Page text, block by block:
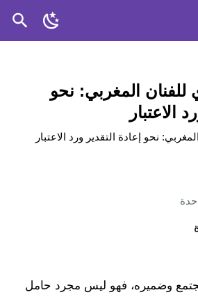
للفنان المغربي: نحو
الاعتبار
وضميره، فهو ليس مجرد حامل